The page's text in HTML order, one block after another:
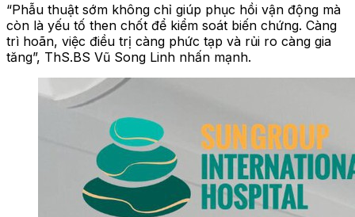
“Phẫu thuật sớm không chỉ giúp phục hồi vận động mà
còn là yếu tố then chốt để kiểm soát biến chứng. Càng
trì hoãn, việc điều trị càng phức tạp và rủi ro càng gia
tăng”, ThS.BS Vũ Song Linh nhấn mạnh.